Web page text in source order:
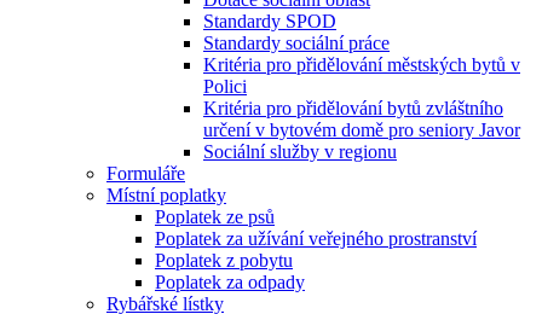
Standardy SPOD
Standardy sociální práce
Kritéria pro přidělování městských bytů v
Polici
Kritéria pro přidělování bytů zvláštního
určení v bytovém domě pro seniory Javor
Sociální služby v regionu
Formuláře
Místní poplatky
Poplatek ze psů
Poplatek za užívání veřejného prostranství
Poplatek z pobytu
Poplatek za odpady
Rybářské lístky